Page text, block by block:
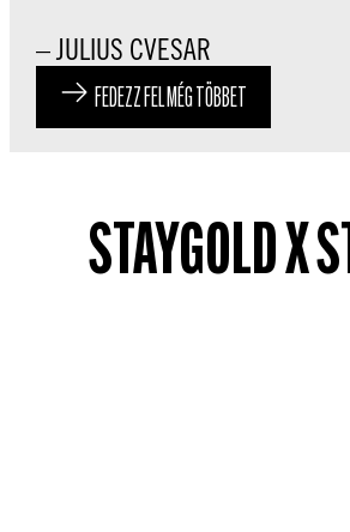
– JULIUS CVESAR
FEDEZZ FEL MÉG TÖBBET
STAYGOLD X